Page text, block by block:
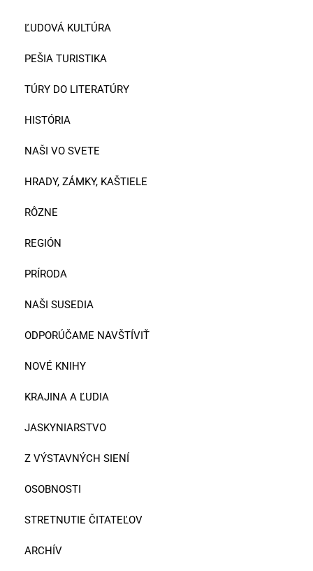
ĽUDOVÁ KULTÚRA
PEŠIA TURISTIKA
TÚRY DO LITERATÚRY
HISTÓRIA
NAŠI VO SVETE
HRADY, ZÁMKY, KAŠTIELE
RÔZNE
REGIÓN
PRÍRODA
NAŠI SUSEDIA
ODPORÚČAME NAVŠTÍVIŤ
NOVÉ KNIHY
KRAJINA A ĽUDIA
JASKYNIARSTVO
Z VÝSTAVNÝCH SIENÍ
OSOBNOSTI
STRETNUTIE ČITATEĽOV
ARCHÍV